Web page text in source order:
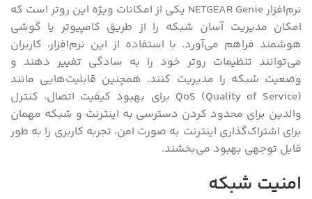
نرم‌افزار NETGEAR Genie یکی از امکانات ویژه این روتر است که
امکان مدیریت آسان شبکه را از طریق کامپیوتر یا گوشی
هوشمند فراهم می‌آورد. با استفاده از این نرم‌افزار، کاربران
می‌توانند تنظیمات روتر خود را به سادگی تغییر دهند و
وضعیت شبکه را مدیریت کنند. همچنین قابلیت‌هایی مانند
QoS (Quality of Service) برای بهبود کیفیت اتصال، کنترل
والدین برای محدود کردن دسترسی به اینترنت و شبکه مهمان
برای اشتراک‌گذاری اینترنت به صورت امن، تجربه کاربری را به طور
قابل توجهی بهبود می‌بخشند.
امنیت شبکه